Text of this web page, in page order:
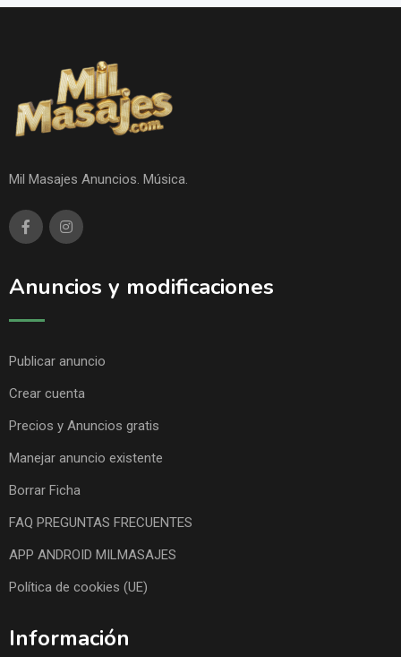
Mil Masajes Anuncios. Música.
Anuncios y modificaciones
Publicar anuncio
Crear cuenta
Precios y Anuncios gratis
Manejar anuncio existente
Borrar Ficha
FAQ PREGUNTAS FRECUENTES
APP ANDROID MILMASAJES
Política de cookies (UE)
Información